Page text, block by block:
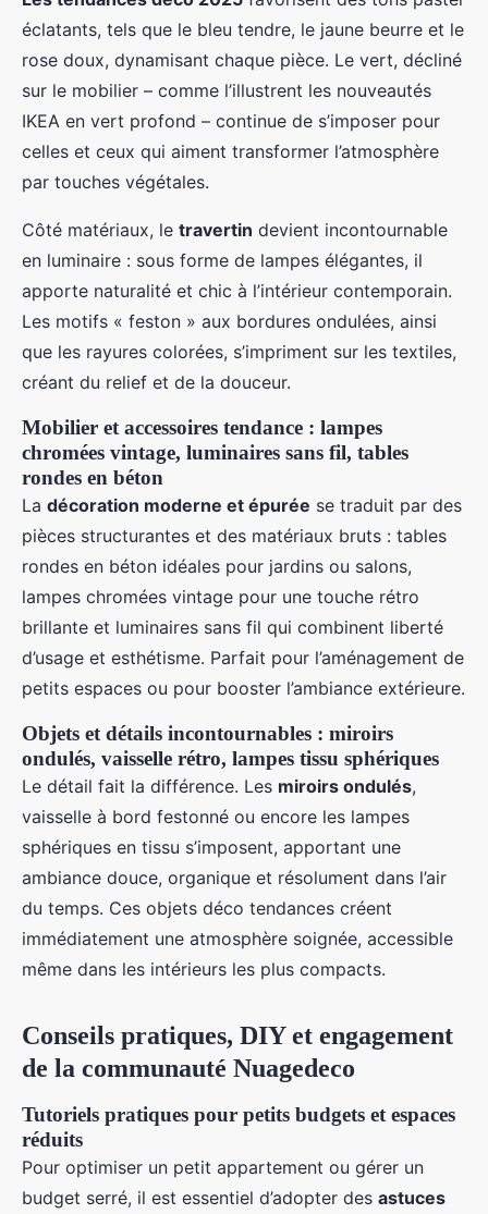
éclatants, tels que le bleu tendre, le jaune beurre et le
rose doux, dynamisant chaque pièce. Le vert, décliné
sur le mobilier – comme l’illustrent les nouveautés
IKEA en vert profond – continue de s’imposer pour
celles et ceux qui aiment transformer l’atmosphère
par touches végétales.
Côté matériaux, le travertin devient incontournable
en luminaire : sous forme de lampes élégantes, il
apporte naturalité et chic à l’intérieur contemporain.
Les motifs « feston » aux bordures ondulées, ainsi
que les rayures colorées, s’impriment sur les textiles,
créant du relief et de la douceur.
Mobilier et accessoires tendance : lampes
chromées vintage, luminaires sans fil, tables
rondes en béton
La décoration moderne et épurée se traduit par des
pièces structurantes et des matériaux bruts : tables
rondes en béton idéales pour jardins ou salons,
lampes chromées vintage pour une touche rétro
brillante et luminaires sans fil qui combinent liberté
d’usage et esthétisme. Parfait pour l’aménagement de
petits espaces ou pour booster l’ambiance extérieure.
Objets et détails incontournables : miroirs
ondulés, vaisselle rétro, lampes tissu sphériques
Le détail fait la différence. Les miroirs ondulés,
vaisselle à bord festonné ou encore les lampes
sphériques en tissu s’imposent, apportant une
ambiance douce, organique et résolument dans l’air
du temps. Ces objets déco tendances créent
immédiatement une atmosphère soignée, accessible
même dans les intérieurs les plus compacts.
Conseils pratiques, DIY et engagement
de la communauté Nuagedeco
Tutoriels pratiques pour petits budgets et espaces
réduits
Pour optimiser un petit appartement ou gérer un
budget serré, il est essentiel d’adopter des astuces